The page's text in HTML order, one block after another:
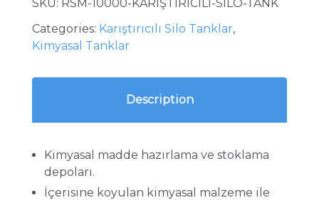
SKU: RSM-10000-KARIŞTIRICILI-SİLO-TANK
Categories: Karıştırıcılı Silo Tanklar,
Kimyasal Tanklar
Description
Kimyasal madde hazırlama ve stoklama
depoları.
İçerisine koyulan kimyasal malzeme ile